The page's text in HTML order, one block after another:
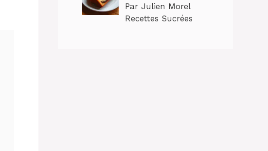
Par Julien Morel
Recettes Sucrées